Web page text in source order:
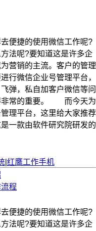
便捷的使用微信工作呢?
法呢?要知道这是许多企
营销的主流。客户的管理
行微信企业号管理平台，
弹，私自加客户微信等问
非常的重要。 而今天为
理平台，这里给大家推荐
一款由软件研究院研发的
红鹰工作手机
程
便捷的使用微信工作呢?
法呢?要知道这是许多企